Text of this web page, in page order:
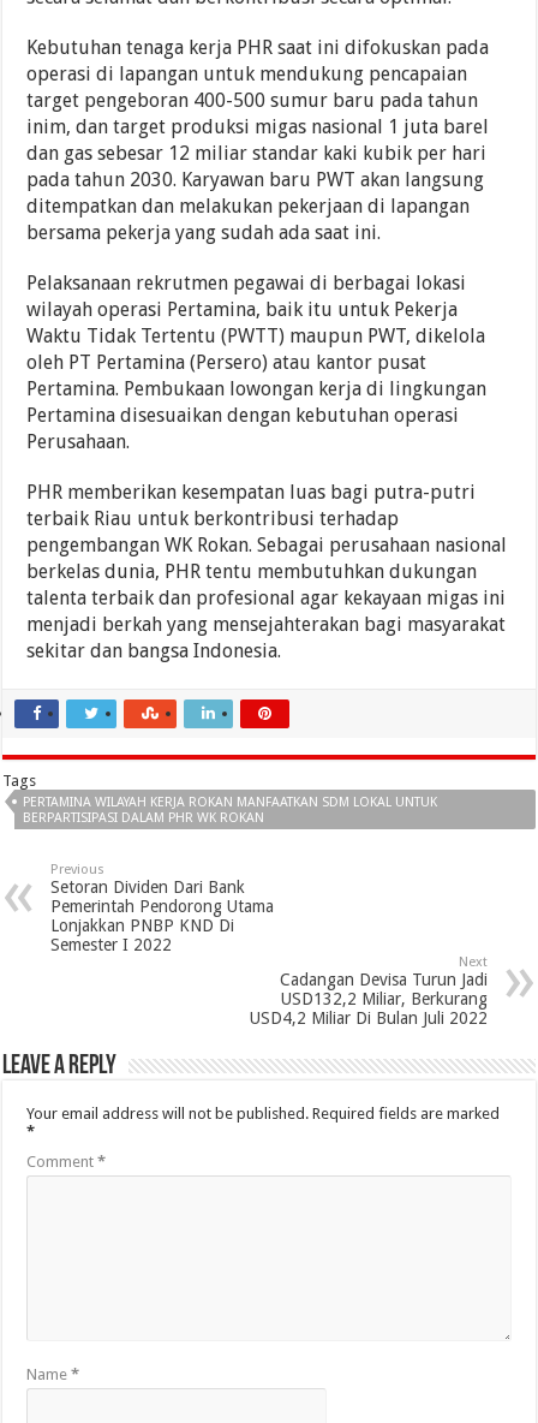
Kebutuhan tenaga kerja PHR saat ini difokuskan pada
operasi di lapangan untuk mendukung pencapaian
target pengeboran 400-500 sumur baru pada tahun
inim, dan target produksi migas nasional 1 juta barel
dan gas sebesar 12 miliar standar kaki kubik per hari
pada tahun 2030. Karyawan baru PWT akan langsung
ditempatkan dan melakukan pekerjaan di lapangan
bersama pekerja yang sudah ada saat ini.
Pelaksanaan rekrutmen pegawai di berbagai lokasi
wilayah operasi Pertamina, baik itu untuk Pekerja
Waktu Tidak Tertentu (PWTT) maupun PWT, dikelola
oleh PT Pertamina (Persero) atau kantor pusat
Pertamina. Pembukaan lowongan kerja di lingkungan
Pertamina disesuaikan dengan kebutuhan operasi
Perusahaan.
PHR memberikan kesempatan luas bagi putra-putri
terbaik Riau untuk berkontribusi terhadap
pengembangan WK Rokan. Sebagai perusahaan nasional
berkelas dunia, PHR tentu membutuhkan dukungan
talenta terbaik dan profesional agar kekayaan migas ini
menjadi berkah yang mensejahterakan bagi masyarakat
sekitar dan bangsa Indonesia.
Tags
PERTAMINA WILAYAH KERJA ROKAN MANFAATKAN SDM LOKAL UNTUK
BERPARTISIPASI DALAM PHR WK ROKAN
Previous
Setoran Dividen Dari Bank
Pemerintah Pendorong Utama
Lonjakkan PNBP KND Di
Semester I 2022
Next
Cadangan Devisa Turun Jadi
USD132,2 Miliar, Berkurang
USD4,2 Miliar Di Bulan Juli 2022
Leave a Reply
Your email address will not be published. Required fields are marked
*
Comment*
Name*